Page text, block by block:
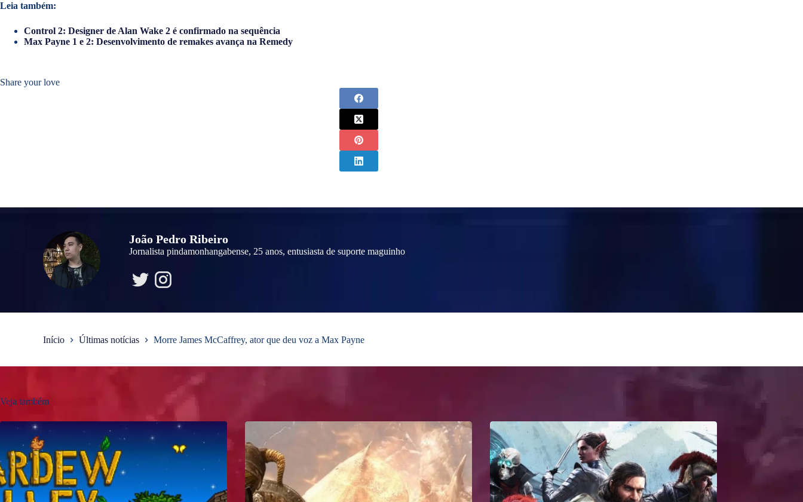
Leia também:
Control 2: Designer de Alan Wake 2 é confirmado na sequência
Max Payne 1 e 2: Desenvolvimento de remakes avança na Remedy
Share your love
João Pedro Ribeiro
Jornalista pindamonhangabense, 25 anos, entusiasta de suporte maguinho
Início Últimas notícias Morre James McCaffrey, ator que deu voz a Max Payne
Veja também